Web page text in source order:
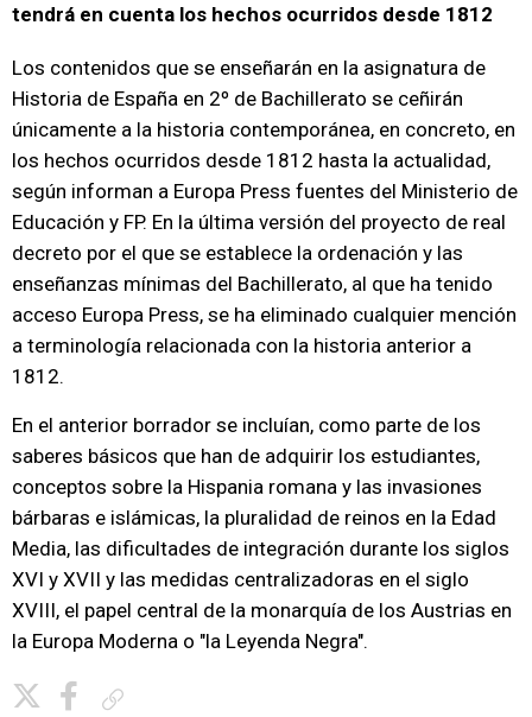
tendrá en cuenta los hechos ocurridos desde 1812
Los contenidos que se enseñarán en la asignatura de
Historia de España en 2º de Bachillerato se ceñirán
únicamente a la historia contemporánea, en concreto, en
los hechos ocurridos desde 1812 hasta la actualidad,
según informan a Europa Press fuentes del Ministerio de
Educación y FP. En la última versión del proyecto de real
decreto por el que se establece la ordenación y las
enseñanzas mínimas del Bachillerato, al que ha tenido
acceso Europa Press, se ha eliminado cualquier mención
a terminología relacionada con la historia anterior a
1812.
En el anterior borrador se incluían, como parte de los
saberes básicos que han de adquirir los estudiantes,
conceptos sobre la Hispania romana y las invasiones
bárbaras e islámicas, la pluralidad de reinos en la Edad
Media, las dificultades de integración durante los siglos
XVI y XVII y las medidas centralizadoras en el siglo
XVIII, el papel central de la monarquía de los Austrias en
la Europa Moderna o "la Leyenda Negra".